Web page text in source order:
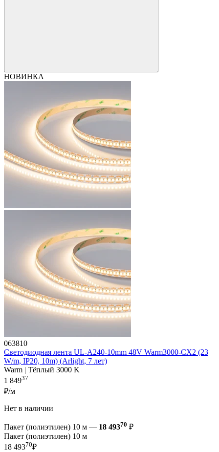
НОВИНКА
063810
Светодиодная лента UL-A240-10mm 48V Warm3000-CX2 (23
W/m, IP20, 10m) (Arlight, 7 лет)
Warm | Тёплый 3000 K
1 84937
₽/м
Нет в наличии
Пакет (полиэтилен) 10 м — 18 49370 ₽
Пакет (полиэтилен) 10 м
18 49370₽